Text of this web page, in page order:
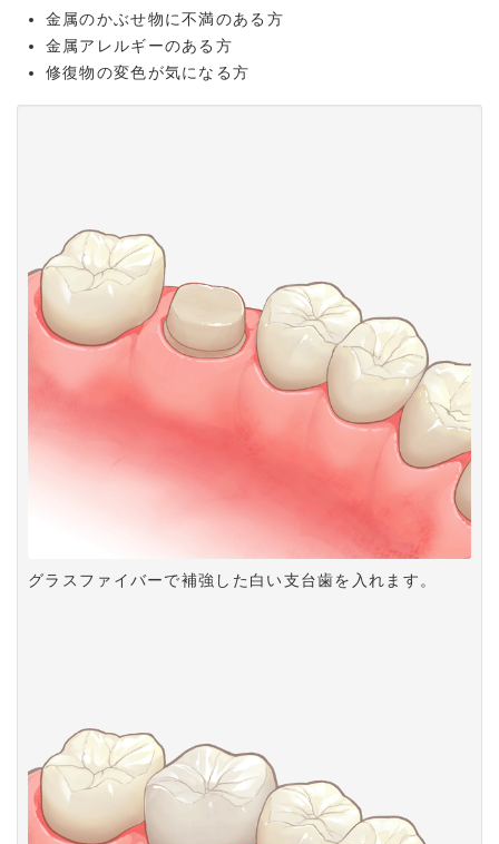
金属のかぶせ物に不満のある方
金属アレルギーのある方
修復物の変色が気になる方
グラスファイバーで補強した白い支台歯を入れます。